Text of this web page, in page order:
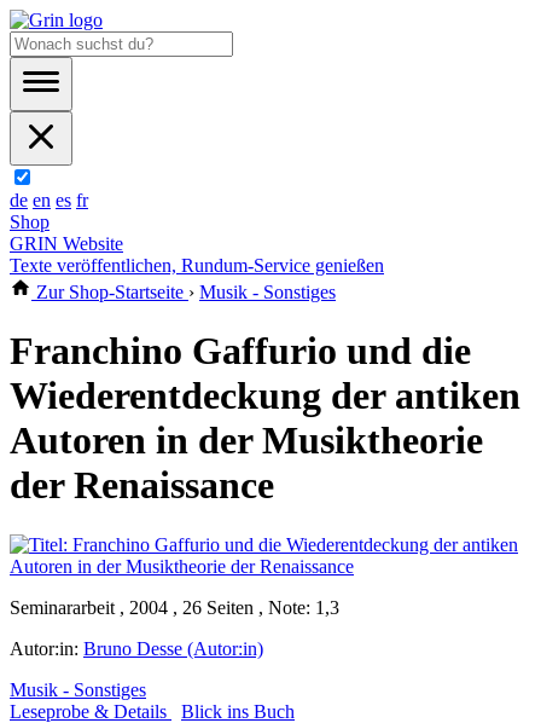
de en es fr
Shop
GRIN Website
Texte veröffentlichen, Rundum-Service genießen
Zur Shop-Startseite › Musik - Sonstiges
Franchino Gaffurio und die
Wiederentdeckung der antiken
Autoren in der Musiktheorie
der Renaissance
Seminararbeit , 2004 , 26 Seiten , Note: 1,3
Autor:in: Bruno Desse (Autor:in)
Musik - Sonstiges
Leseprobe & Details
Blick ins Buch